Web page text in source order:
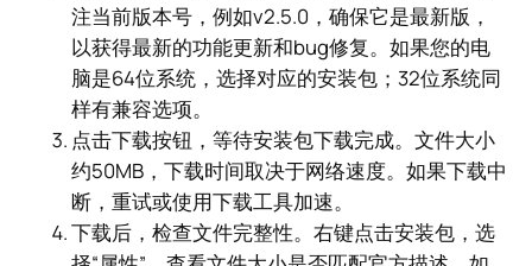
注当前版本号，例如v2.5.0，确保它是最新版，
以获得最新的功能更新和bug修复。如果您的电
脑是64位系统，选择对应的安装包；32位系统同
样有兼容选项。
点击下载按钮，等待安装包下载完成。文件大小
约50MB，下载时间取决于网络速度。如果下载中
断，重试或使用下载工具加速。
下载后，检查文件完整性。右键点击安装包，选